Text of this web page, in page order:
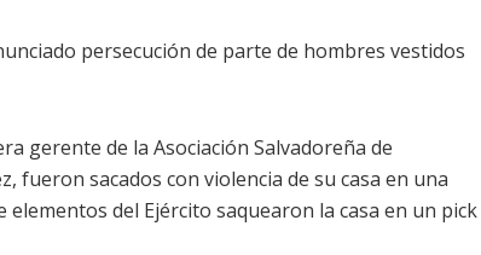
persecución de parte de hombres vestidos
gerente de la Asociación Salvadoreña de
fueron sacados con violencia de su casa en una
elementos del Ejército saquearon la casa en un pick